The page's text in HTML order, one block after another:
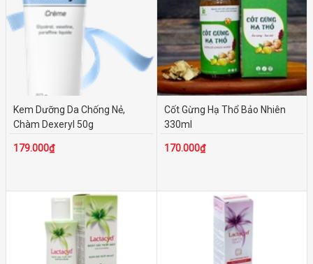
Kem Dưỡng Da Chống Nẻ,
Chàm Dexeryl 50g
179.000₫
Cốt Gừng Hạ Thổ Bảo Nhiên
330ml
170.000₫